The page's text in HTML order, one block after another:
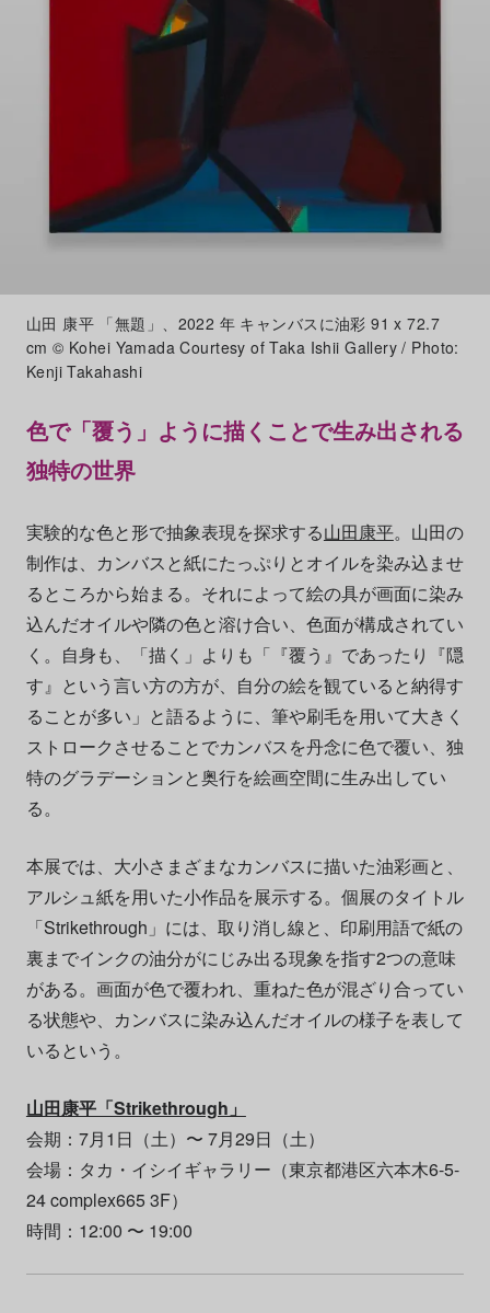
山田 康平 「無題」、2022 年 キャンバスに油彩 91 x 72.7
cm © Kohei Yamada Courtesy of Taka Ishii Gallery / Photo:
Kenji Takahashi
色で「覆う」ように描くことで生み出される
独特の世界
実験的な色と形で抽象表現を探求する山田康平。山田の
制作は、カンバスと紙にたっぷりとオイルを染み込ませ
るところから始まる。それによって絵の具が画面に染み
込んだオイルや隣の色と溶け合い、色面が構成されてい
く。自身も、「描く」よりも「『覆う』であったり『隠
す』という言い方の方が、自分の絵を観ていると納得す
ることが多い」と語るように、筆や刷毛を用いて大きく
ストロークさせることでカンバスを丹念に色で覆い、独
特のグラデーションと奥行を絵画空間に生み出してい
る。
本展では、大小さまざまなカンバスに描いた油彩画と、
アルシュ紙を用いた小作品を展示する。個展のタイトル
「Strikethrough」には、取り消し線と、印刷用語で紙の
裏までインクの油分がにじみ出る現象を指す2つの意味
がある。画面が色で覆われ、重ねた色が混ざり合ってい
る状態や、カンバスに染み込んだオイルの様子を表して
いるという。
山田康平「Strikethrough」
会期：7月1日（土）〜 7月29日（土）
会場：タカ・イシイギャラリー（東京都港区六本木6-5-
24 complex665 3F）
時間：12:00 〜 19:00